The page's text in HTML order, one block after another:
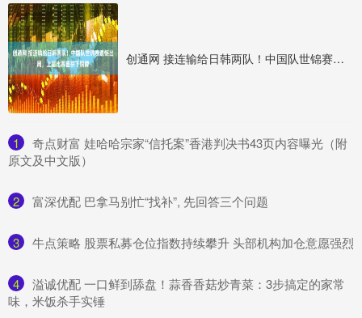
创通网 接连输给日韩两队！中国队世锦赛遗憾出局，上届比赛曾拼下铜牌
1
​奇点财富 娃哈哈宗家“信托案”香港判决书43页内容曝光（附
原文及中文版）
2 ​富深优配 巴拿马别忙“找补”, 先回答三个问题
3 ​牛点策略 股票私募仓位指数持续攀升 头部机构加仓意愿强烈
4
​溢诚优配 一口鲜到舔盘！蒜香香菇炒青菜：3步搞定的家常
味，米饭杀手实锤